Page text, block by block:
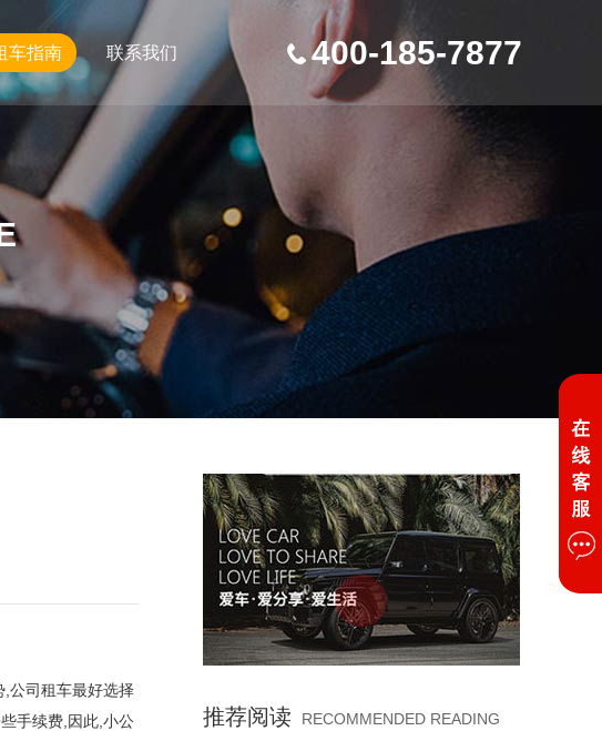
车指南 联系我们 400-185-7877
,公司租车最好选择
手续费,因此,小公
推荐阅读 RECOMMENDED READING